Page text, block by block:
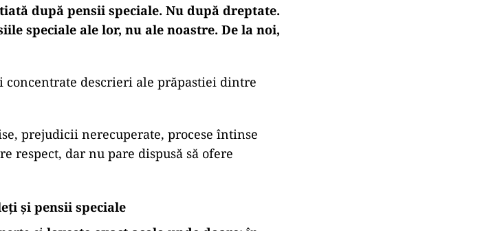
după pensii speciale. Nu după dreptate.
speciale ale lor, nu ale noastre. De la noi,
concentrate descrieri ale prăpastiei dintre
prejudicii nerecuperate, procese întinse
respect, dar nu pare dispusă să ofere
și pensii speciale